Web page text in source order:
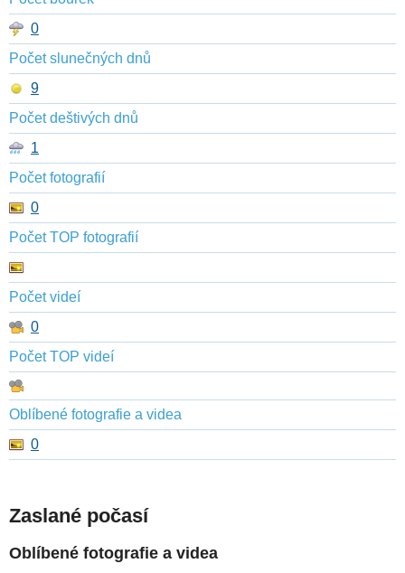
0
Počet slunečných dnů
9
Počet deštivých dnů
1
Počet fotografií
0
Počet TOP fotografií
Počet videí
0
Počet TOP videí
Oblíbené fotografie a videa
0
Zaslané počasí
Oblíbené fotografie a videa